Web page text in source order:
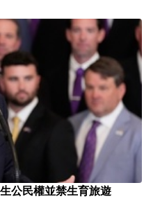
公民權並禁生育旅遊